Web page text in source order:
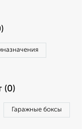
(0)
Гаражные боксы